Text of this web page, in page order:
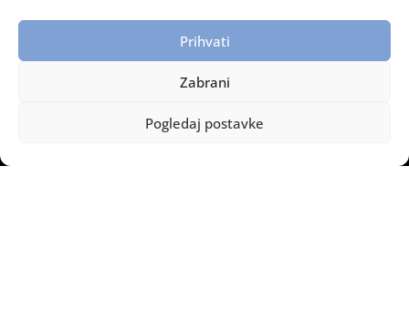
Prihvati
Zabrani
Pogledaj postavke
Zaštita privatnosti